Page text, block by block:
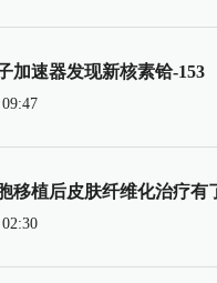
加速器发现新核素铪-153
移植后皮肤纤维化治疗有